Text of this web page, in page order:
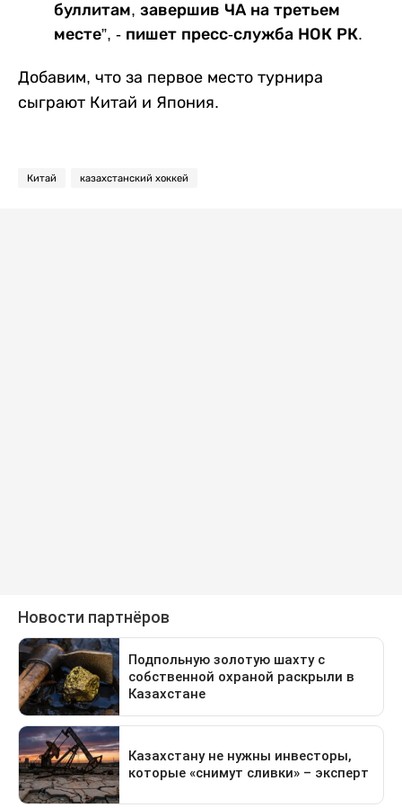
буллитам, завершив ЧА на третьем
месте”, - пишет пресс-служба НОК РК.
Добавим, что за первое место турнира
сыграют Китай и Япония.
Китай казахстанский хоккей